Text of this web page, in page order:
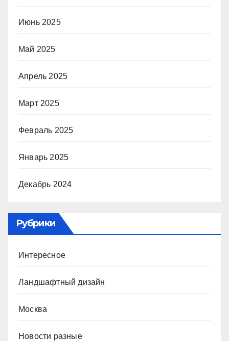
Июнь 2025
Май 2025
Апрель 2025
Март 2025
Февраль 2025
Январь 2025
Декабрь 2024
Рубрики
Интересное
Ландшафтный дизайн
Москва
Новости разные